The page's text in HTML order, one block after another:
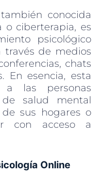
conocida
o ciberterapia, es
psicológico
través de medios
chats
En esencia, esta
a las personas
salud mental
sus hogares o
con acceso a
Online